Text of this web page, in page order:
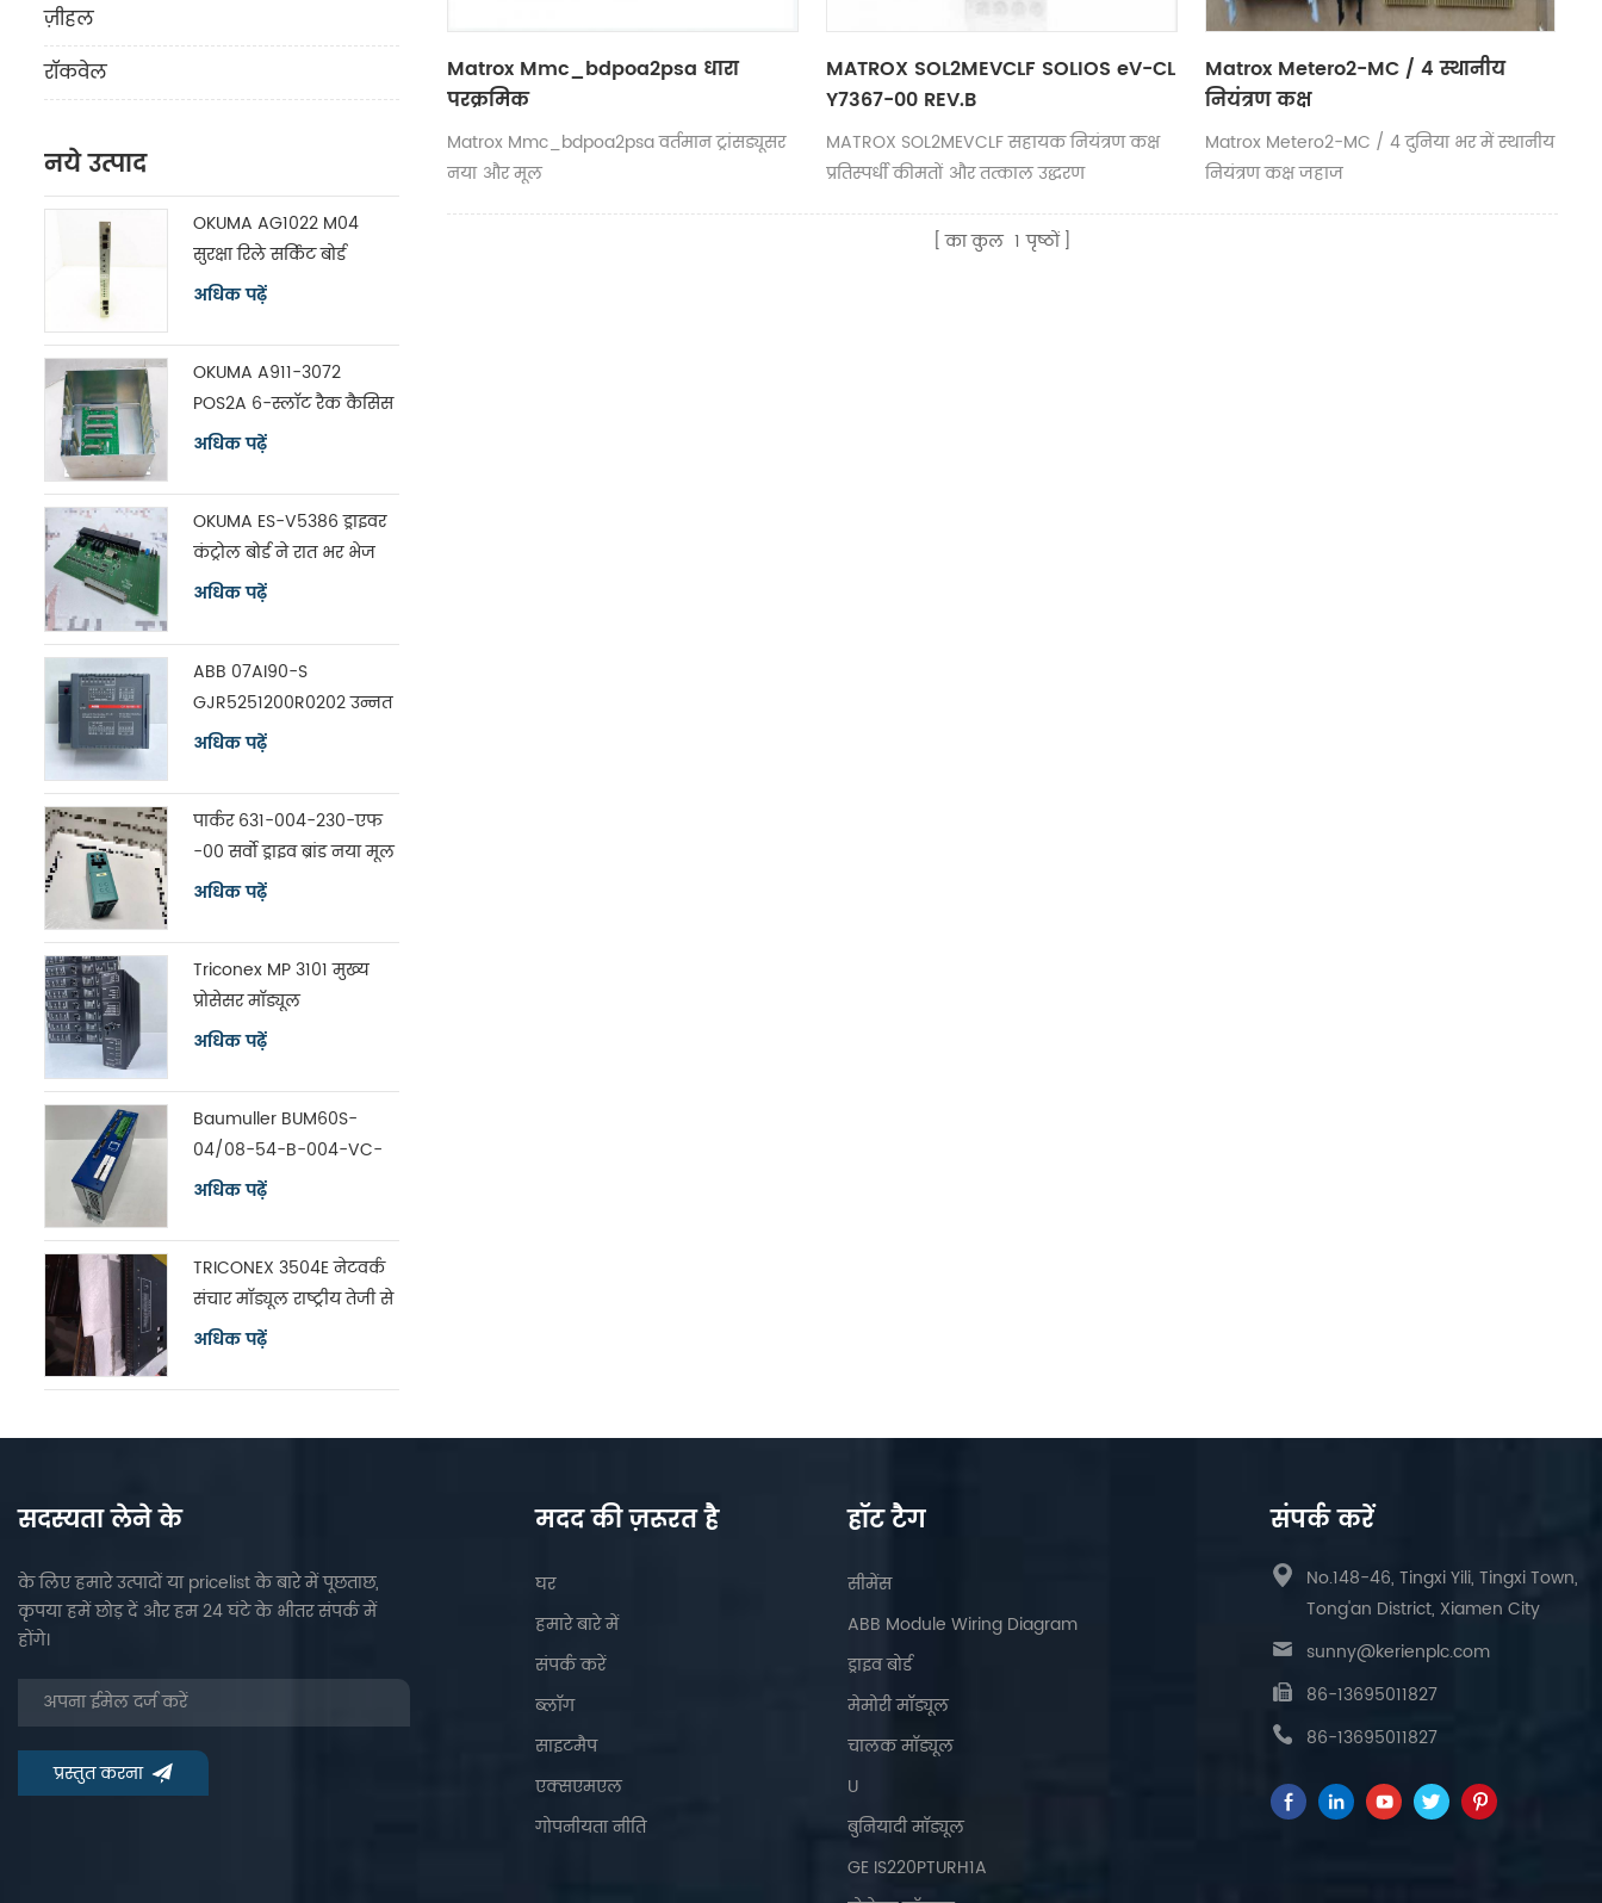
Matrox Mmc_bdpoa2psa धारा
परक्रमिक
Matrox Mmc_bdpoa2psa वर्तमान ट्रांसड्यूसर
नया और मूल
MATROX SOL2MEVCLF SOLIOS eV-CL
Y7367-00 REV.B
MATROX SOL2MEVCLF सहायक नियंत्रण कक्ष
प्रतिस्पर्धी कीमतों और तत्काल उद्धरण
Matrox Metero2-MC / 4 स्थानीय
नियंत्रण कक्ष
Matrox Metero2-MC / 4 दुनिया भर में स्थानीय
नियंत्रण कक्ष जहाज
का कुल 1 पृष्ठों
ज़ीहल
रॉकवेल
नये उत्पाद
OKUMA AG1022 M04
सुरक्षा रिले सर्किट बोर्ड
मॉड्यूल H1102P-2
अधिक पढ़ें
OKUMA A911-3072
POS2A 6-स्लॉट रैक कैसिस
विथ बोर्ड ES-V5390
अधिक पढ़ें
OKUMA ES-V5386 ड्राइवर
कंट्रोल बोर्ड ने रात भर भेज
दिया
अधिक पढ़ें
ABB 07AI90-S
GJR5251200R0202 उन्नत
नियंत्रक विश्लेषण इनपुट
अधिक पढ़ें
पार्कर 631-004-230-एफ
-00 सर्वो ड्राइव ब्रांड नया मूल
अधिक पढ़ें
Triconex MP 3101 मुख्य
प्रोसेसर मॉड्यूल
अधिक पढ़ें
Baumuller BUM60S-
04/08-54-B-004-VC-
A0-00-1113-00 सर्वो ड्राइव
अधिक पढ़ें
TRICONEX 3504E नेटवर्क
संचार मॉड्यूल राष्ट्रीय तेजी से
शिपिंग
अधिक पढ़ें
सदस्यता लेने के
के लिए हमारे उत्पादों या pricelist के बारे में पूछताछ,
कृपया हमें छोड़ दें और हम 24 घंटे के भीतर संपर्क में
होंगे।
मदद की ज़रूरत है
घर
हमारे बारे में
संपर्क करें
ब्लॉग
साइटमैप
एक्सएमएल
गोपनीयता नीति
हॉट टैग
सीमेंस
ABB Module Wiring Diagram
ड्राइव बोर्ड
मेमोरी मॉड्यूल
चालक मॉड्यूल
U
बुनियादी मॉड्यूल
GE IS220PTURH1A
संपर्क करें
No.148-46, Tingxi Yili, Tingxi Town,
Tong'an District, Xiamen City
sunny@kerienplc.com
86-13695011827
86-13695011827